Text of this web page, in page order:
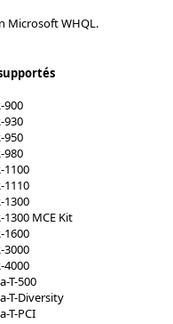
Microsoft WHQL.
900
930
950
980
1100
1110
1300
1300 MCE Kit
1600
3000
4000
T-500
T-Diversity
T-PCI